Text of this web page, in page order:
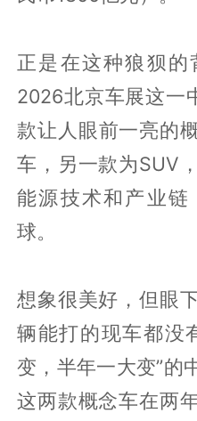
正是在这种狼狈的
2026北京车展这一
款让人眼前一亮的
车，另一款为SUV
能源技术和产业链
球。
想象很美好，但眼
辆能打的现车都没
变，半年一大变”的
这两款概念车在两